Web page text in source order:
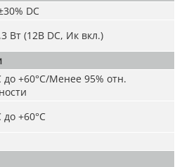
DC
Вт (12В DC, Ик вкл.)
до +60°C/Менее 95% отн.
до +60°C